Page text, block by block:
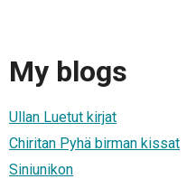
My blogs
Ullan Luetut kirjat
Chiritan Pyhä birman kissat
Siniunikon